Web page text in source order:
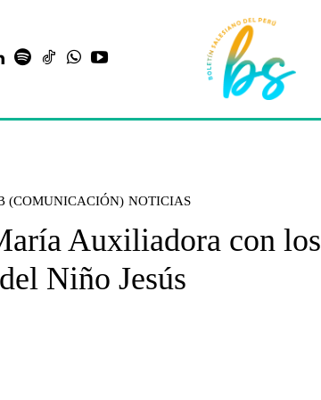
(COMUNICACIÓN) NOTICIAS
Auxiliadora con los
Niño Jesús